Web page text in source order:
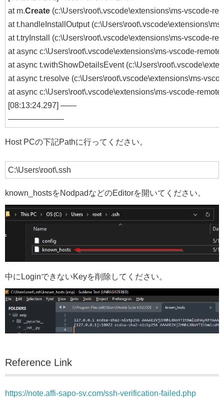
at m.Create (c:\Users\root\.vscode\extensions\ms-vscode-
at t.handleInstallOutput
at t.tryInstall (c:\Users\root\.vscode\extensions\ms-vscode-
at async c:\Users\root\.vscode\extensions\ms-vscode-
at async t.withShowDetailsEvent
at async t.resolve (c:\Users\root\.vscode\extensions\ms-
at async c:\Users\root\.vscode\extensions\ms-vscode-
[08:13:24.297] ——
———————
Host PCの下記Pathに行ってください。
C:\Users\root\.ssh
known_hostsをNodpadなどのEditorを開いてください。
中にLoginできないKeyを削除してください。
Reference Link
https://note.affi-sapo-sv.com/ssh-verification-failed.php